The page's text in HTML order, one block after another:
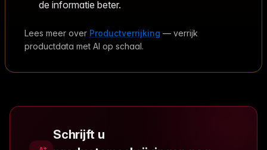
de informatie beter.
Lees meer over Productverrijking — verrijk
productdata met AI op schaal.
Schrijft u